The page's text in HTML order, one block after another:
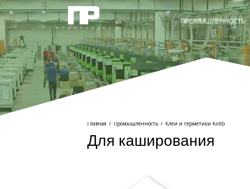
ПРОМЫШЛЕННОСТЬ
Главная / Промышленность / Клеи и герметики Kiilto
Для каширования